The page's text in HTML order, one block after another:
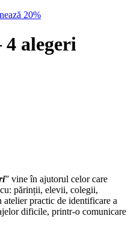
20%
alegeri
” vine în ajutorul celor care
părinții, elevii, colegii,
practic de identificare a
dificile, printr-o comunicare